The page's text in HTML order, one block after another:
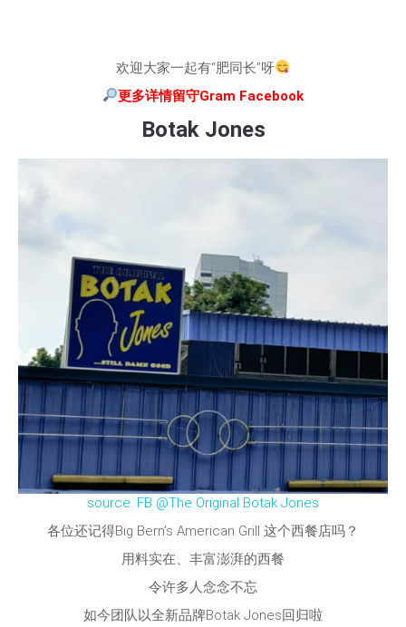
欢迎大家一起有“肥同长”呀
更多详情留守Gram Facebook
Botak Jones
source: FB @The Original Botak Jones
各位还记得Big Bern’s American Grill 这个西餐店吗？
用料实在、丰富澎湃的西餐
令许多人念念不忘
如今团队以全新品牌Botak Jones回归啦